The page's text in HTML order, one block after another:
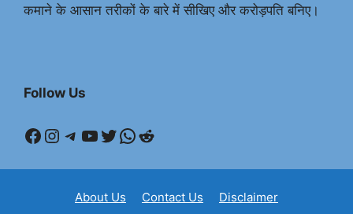
कमाने के आसान तरीकों के बारे में सीखिए और करोड़पति बनिए।
Follow Us
Facebook
Instagram
Telegram
YouTube
Twitter
WhatsApp
Reddit
About Us Contact Us Disclaimer